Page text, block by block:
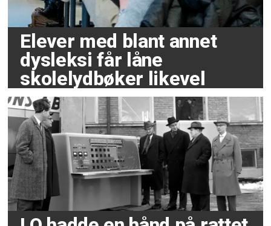
Elever med blant annet
dysleksi får låne
skolelydbøker likevel